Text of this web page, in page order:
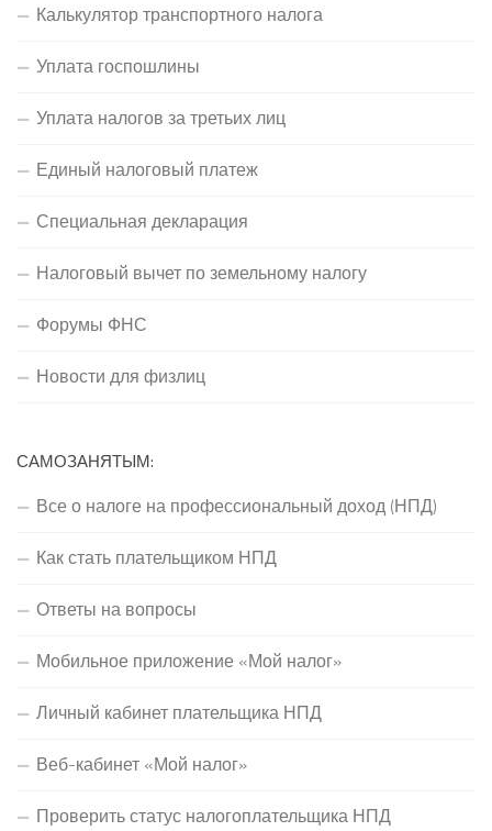
Калькулятор транспортного налога
Уплата госпошлины
Уплата налогов за третьих лиц
Единый налоговый платеж
Специальная декларация
Налоговый вычет по земельному налогу
Форумы ФНС
Новости для физлиц
САМОЗАНЯТЫМ:
Все о налоге на профессиональный доход (НПД)
Как стать плательщиком НПД
Ответы на вопросы
Мобильное приложение «Мой налог»
Личный кабинет плательщика НПД
Веб-кабинет «Мой налог»
Проверить статус налогоплательщика НПД